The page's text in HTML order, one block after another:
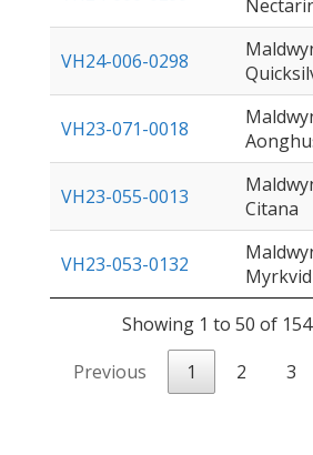
VH24-006-0298
VH23-071-0018
VH23-055-0013
Citana
VH23-053-0132
Myrkvid
Showing 1 to 50 of
Previous
1 2 3